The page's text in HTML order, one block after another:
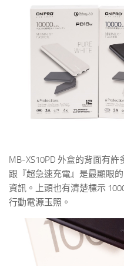
MB-XS10PD 外盒的背面有
跟『超急速充電』是最顯眼
資訊。上頭也有清楚標示
行動電源玉照。